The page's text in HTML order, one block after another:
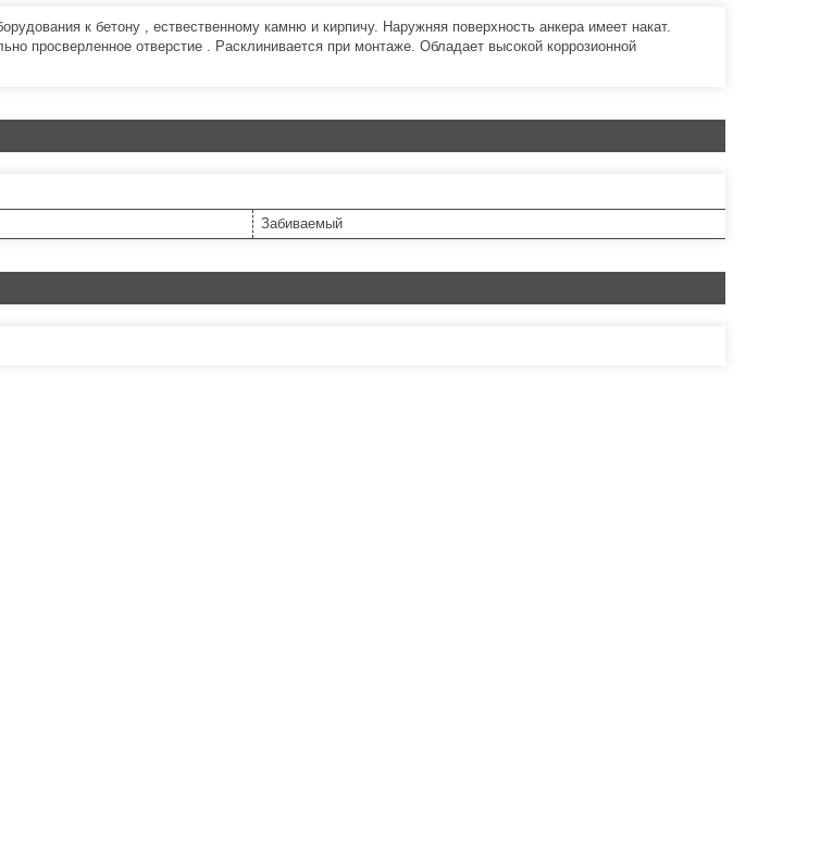
к бетону , ествественному камню и кирпичу. Наружняя поверхность анкера имеет накат.
просверленное отверстие . Расклинивается при монтаже. Обладает высокой коррозионной
Забиваемый